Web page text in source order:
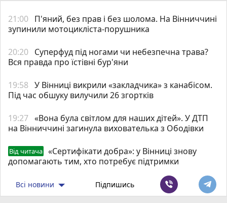
21:00 П'яний, без прав і без шолома. На Вінниччині
зупинили мотоцикліста-порушника
20:20 Суперфуд під ногами чи небезпечна трава?
Вся правда про їстівні бур'яни
19:58 У Вінниці викрили «закладчика» з канабісом.
Під час обшуку вилучили 26 згортків
19:27 «Вона була світлом для наших дітей». У ДТП
на Вінниччині загинула вихователька з Ободівки
Від читача
«Сертифікати добра»: у Вінниці знову
допомагають тим, хто потребує підтримки
Всі новини Підпишись